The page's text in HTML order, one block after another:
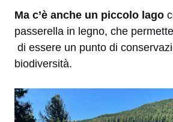
Ma c’è anche un piccolo lago
passerella in legno, che
di essere un punto di
biodiversità.